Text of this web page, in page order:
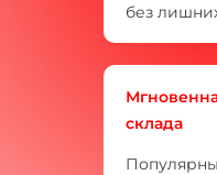
без
склада